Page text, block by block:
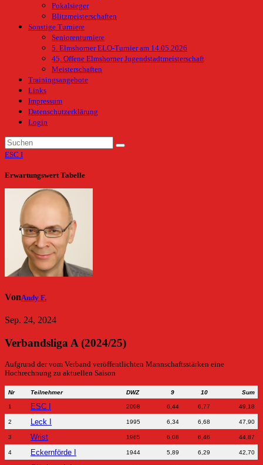
Pokalsieger
Blitzmeisterschaften
Sonstige Turniere
Seniorenturniere
5. Elmshorner ELO-Turnier am 14.05.2026
45. Offene Elmshorner Jugendstadtmeisterschaft
Meisterschaften
Trainingsangebote
Links
Impressum
Datenschutzerklärung
Login
ESC I
Erwartungswert Tabelle
VonAndy F.
Sep. 24, 2024
Verbandsliga A (2024/25)
Aufgrund der vom Verband veröffentlichten Mannschaftsstärken eine
Hochrechnung zu aktuellen Saison
Nr Teilnehmer DWZ 9 10 Sum
1 ESC I 2008 6,44 6,77 49,18
2 Leck I 1995 6,34 6,68 47,90
3 Wrist 1965 6,08 6,46 44,87
4 Eckernförde I 1944 5,89 6,29 42,70